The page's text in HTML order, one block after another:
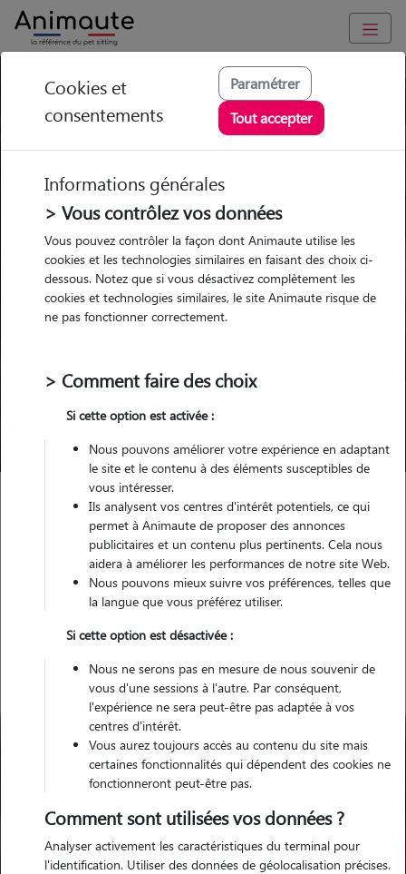
Trouvez votre gardien idéal !
Garde
chez le Pet Sitter
Garde
chez le Pet Sitter Visites
Visites
Pour quel animal ?
Trouver mon Pet Sitter
Garde animaux France Ile-de-France
Seine-Saint-Denis
Aubervilliers
Nos gardiens à Aubervilliers
Cookies et
consentements
Paramétrer
Tout accepter
Informations générales
> Vous contrôlez vos données
Vous pouvez contrôler la façon dont Animaute utilise les
cookies et les technologies similaires en faisant des choix ci-
dessous. Notez que si vous désactivez complètement les
cookies et technologies similaires, le site Animaute risque de
ne pas fonctionner correctement.
> Comment faire des choix
Si cette option est activée :
Nous pouvons améliorer votre expérience en adaptant
le site et le contenu à des éléments susceptibles de
vous intéresser.
Ils analysent vos centres d'intérêt potentiels, ce qui
permet à Animaute de proposer des annonces
publicitaires et un contenu plus pertinents. Cela nous
aidera à améliorer les performances de notre site Web.
Nous pouvons mieux suivre vos préférences, telles que
la langue que vous préférez utiliser.
Si cette option est désactivée :
Nous ne serons pas en mesure de nous souvenir de
vous d'une sessions à l'autre. Par conséquent,
l'expérience ne sera peut-être pas adaptée à vos
centres d'intérêt.
Vous aurez toujours accès au contenu du site mais
certaines fonctionnalités qui dépendent des cookies ne
fonctionneront peut-être pas.
Comment sont utilisées vos données ?
Analyser activement les caractéristiques du terminal pour
l'identification. Utiliser des données de géolocalisation précises.